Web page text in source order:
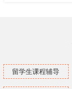
留学生课程辅导